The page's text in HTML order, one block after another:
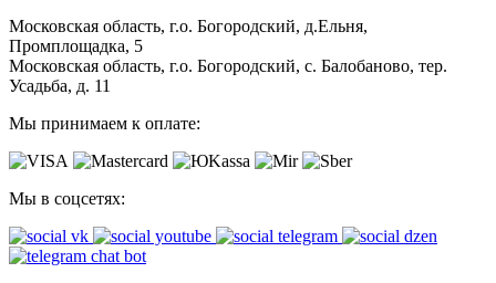
Московская область, г.о. Богородский, д.Ельня,
Промплощадка, 5
Московская область, г.о. Богородский, с. Балобаново, тер.
Усадьба, д. 11
Мы принимаем к оплате:
Мы в соцсетях: